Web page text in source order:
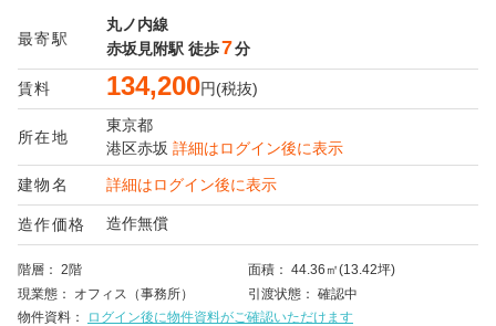
最寄駅
丸ノ内線
赤坂見附駅 徒歩7分
賃料 134,200円(税抜)
所在地
東京都
港区赤坂 詳細はログイン後に表示
建物名 詳細はログイン後に表示
造作価格 造作無償
階層 2階 面積
44.36㎡(13.42坪)
現業態
オフィス（事務所） 引渡状態
確認中
物件資料
ログイン後に物件資料がご確認いただけます